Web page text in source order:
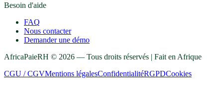
Besoin d'aide
FAQ
Nous contacter
Demander une démo
AfricaPaieRH © 2026 — Tous droits réservés | Fait en Afrique
CGU / CGVMentions légalesConfidentialitéRGPDCookies